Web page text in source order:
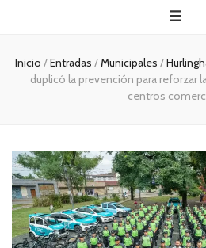
Inicio /Entradas /Municipales /
duplicó la prevención para reforzar
centros